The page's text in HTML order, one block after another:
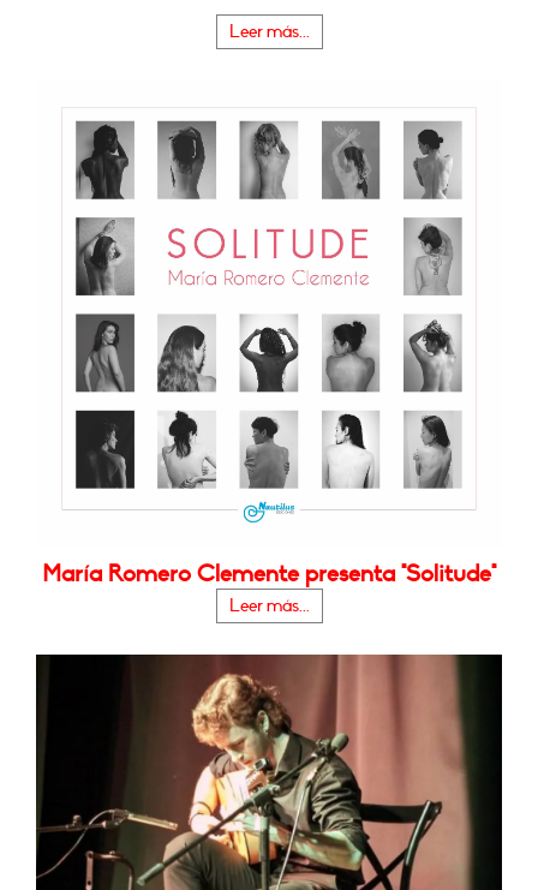
Leer más...
María Romero Clemente presenta "Solitude"
Leer más...